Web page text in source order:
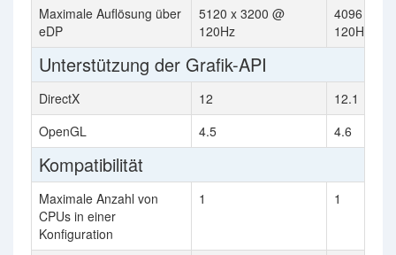
Maximale Auflösung über
eDP
5120 x 3200 @
120Hz
4096 x
120Hz
Unterstützung der Grafik-API
DirectX 12
12.1
OpenGL
4.5 4.6
Kompatibilität
Maximale Anzahl von
CPUs in einer
Konfiguration
1 1